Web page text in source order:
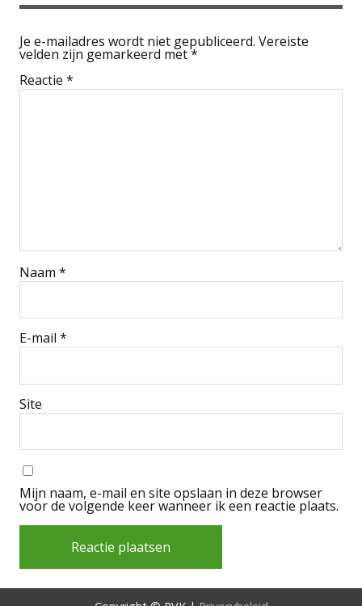
Je e-mailadres wordt niet gepubliceerd. Vereiste
velden zijn gemarkeerd met*
Reactie *
Naam *
E-mail *
Site
Mijn naam, e-mail en site opslaan in deze browser
voor de volgende keer wanneer ik een reactie plaats.